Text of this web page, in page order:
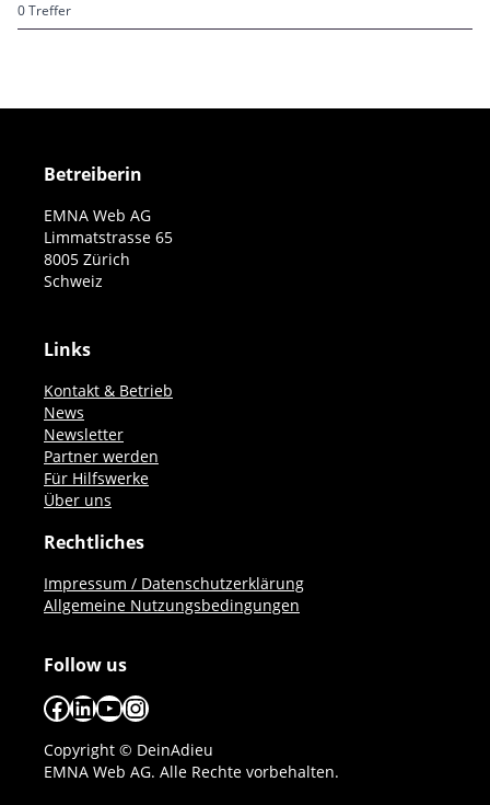
0 Treffer
Betreiberin
EMNA Web AG
Limmatstrasse 65
8005 Zürich
Schweiz
Links
Kontakt & Betrieb
News
Newsletter
Partner werden
Für Hilfswerke
Über uns
Rechtliches
Impressum / Datenschutzerklärung
Allgemeine Nutzungsbedingungen
Follow us
Facebook
LinkedIn
YouTube
Instagram
Copyright © DeinAdieu
EMNA Web AG. Alle Rechte vorbehalten.